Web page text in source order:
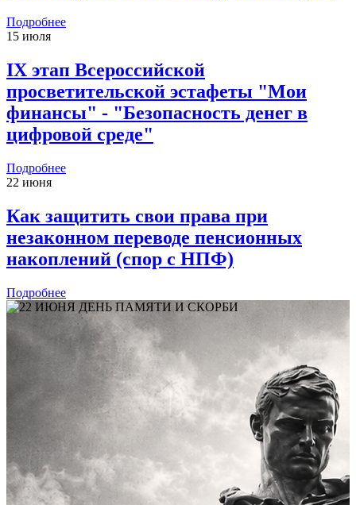
Подробнее
15 июля
IX этап Всероссийской
просветительской эстафеты "Мои
финансы" - "Безопасность денег в
цифровой среде"
Подробнее
22 июня
Как защитить свои права при
незаконном переводе пенсионных
накоплений (спор с НПФ)
Подробнее